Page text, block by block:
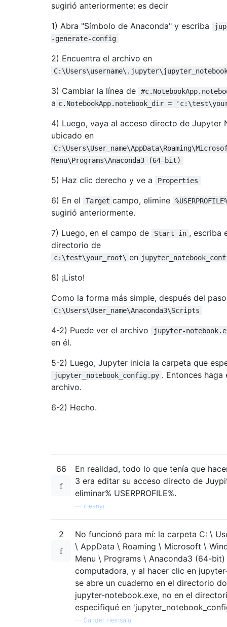
sugirió anteriormente: es decir
1) Abra "Símbolo de Anaconda" y escriba
-generate-config
2) Encuentra el archivo en
3) Cambiar la línea de
a c.NotebookApp.notebook_dir =
4) Luego, vaya al acceso directo de Jupyter
ubicado en
Menu\Programs\Anaconda3 (64-bit)
5) Haz clic derecho y ve a Properties
6) En el Target campo, elimine
sugirió anteriormente.
7) Luego, en el campo de
Start in , escriba
directorio de
c:\test\your_root\ en
8) ¡Listo!
Como la forma más simple, después del
C:\Users\User_name\Anaconda3\Scripts
4-2) Puede ver el archivo jupyter-
en él.
5-2) Luego, Jupyter inicia la carpeta que
jupyter_notebook_config.py . Entonces
archivo.
6-2) Hecho.
66
En realidad, todo lo que tenía que
3 era editar su acceso directo de
eliminar% USERPROFILE%.
iheanyi
2
No funcionó para mí: la carpeta C: \
\ AppData \ Roaming \ Microsoft \
Menu \ Programs \ Anaconda3 (64-
computadora, y al hacer clic en
se abre un cuaderno en el directorio
jupyter-notebook.exe, no en el
especifiqué en
— Sander Heinsalu